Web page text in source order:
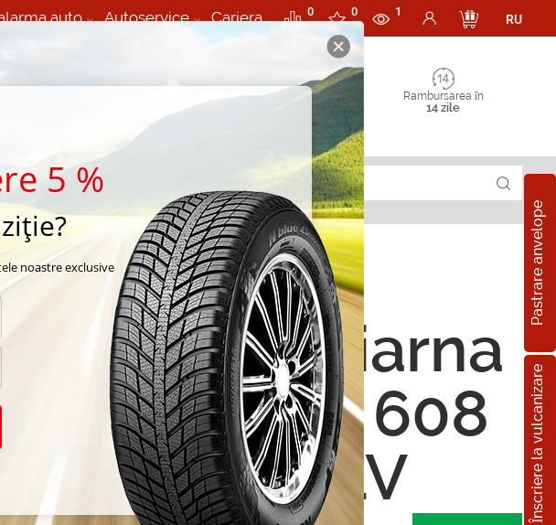
auto Autoservice Cariera 0 0 1
RU
Rambursarea în
14 zile
Pastrare anvelope
Înscriere la vulcanizare
91V
de iarna
SW 608
45 R17 91V
5 %
noastre exclusive